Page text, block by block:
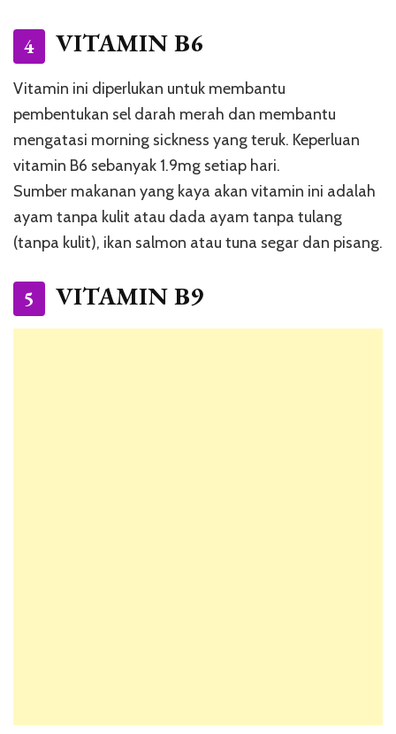
4 VITAMIN B6
Vitamin ini diperlukan untuk membantu
pembentukan sel darah merah dan membantu
mengatasi morning sickness yang teruk. Keperluan
vitamin B6 sebanyak 1.9mg setiap hari.
Sumber makanan yang kaya akan vitamin ini adalah
ayam tanpa kulit atau dada ayam tanpa tulang
(tanpa kulit), ikan salmon atau tuna segar dan pisang.
5 VITAMIN B9